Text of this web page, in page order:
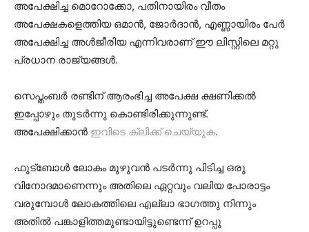
അപേക്ഷിച്ച മൊറോക്കോ, പതിനായിരം വീതം
അപേക്ഷകളെത്തിയ ഒമാൻ, ജോർദാൻ, എണ്ണായിരം പേർ
അപേക്ഷിച്ച അൾജീരിയ എന്നിവരാണ് ഈ ലിസ്റ്റിലെ മറ്റു
പ്രധാന രാജ്യങ്ങൾ.
സെപ്തംബർ രണ്ടിന് ആരംഭിച്ച അപേക്ഷ ക്ഷണിക്കൽ
ഇപ്പോഴും തുടർന്നു കൊണ്ടിരിക്കുന്നുണ്ട്.
അപേക്ഷിക്കാൻ ഇവിടെ ക്ലിക്ക് ചെയ്യുക.
ഫുട്ബോൾ ലോകം മുഴുവൻ പടർന്നു പിടിച്ച ഒരു
വിനോദമാണെന്നും അതിലെ ഏറ്റവും വലിയ പോരാട്ടം
വരുമ്പോൾ ലോകത്തിലെ എല്ലാ ഭാഗത്തു നിന്നും
അതിൽ പങ്കാളിത്തമുണ്ടായിട്ടുണ്ടെന്ന് ഉറപ്പു